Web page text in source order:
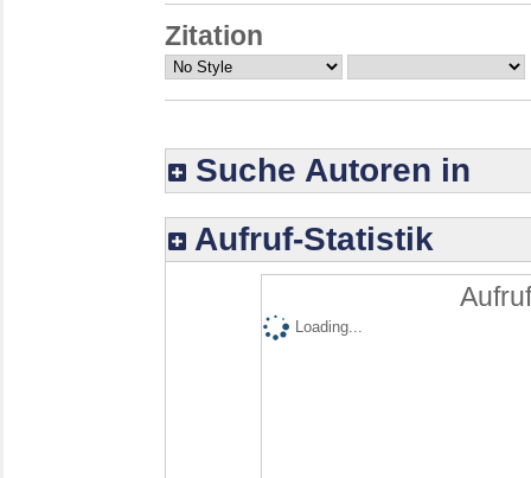
Zitation
Suche Autoren in
Aufruf-Statistik
Loading...